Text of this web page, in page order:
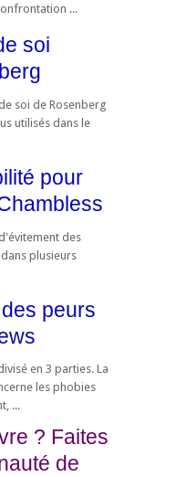
...
soi
soi de Rosenberg
utilisés dans le
pour
des
plusieurs
peurs
en 3 parties. La
les phobies
...
? Faites
de